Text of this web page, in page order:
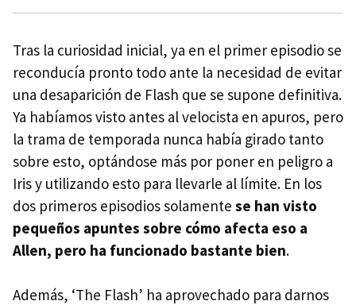
Tras la curiosidad inicial, ya en el primer episodio se
reconducía pronto todo ante la necesidad de evitar
una desaparición de Flash que se supone definitiva.
Ya habíamos visto antes al velocista en apuros, pero
la trama de temporada nunca había girado tanto
sobre esto, optándose más por poner en peligro a
Iris y utilizando esto para llevarle al límite. En los
dos primeros episodios solamente se han visto
pequeños apuntes sobre cómo afecta eso a
Allen, pero ha funcionado bastante bien.
Además, ‘The Flash’ ha aprovechado para darnos